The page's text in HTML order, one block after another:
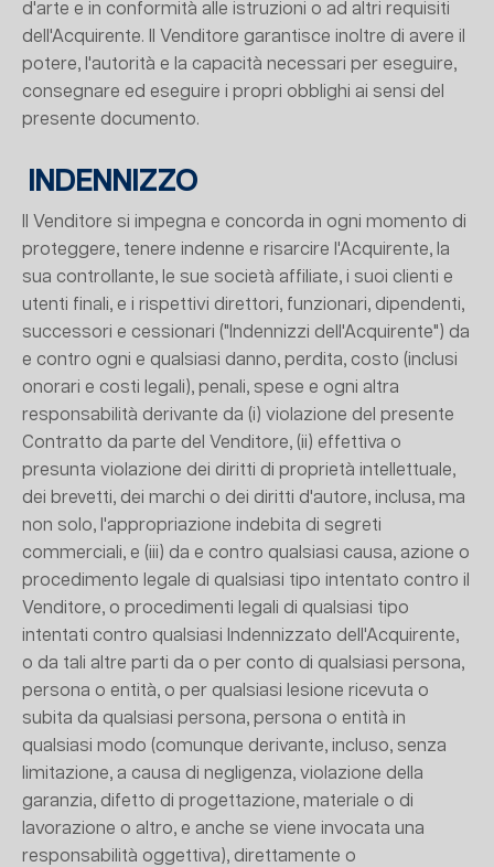
d'arte e in conformità alle istruzioni o ad altri requisiti
dell'Acquirente. Il Venditore garantisce inoltre di avere il
potere, l'autorità e la capacità necessari per eseguire,
consegnare ed eseguire i propri obblighi ai sensi del
presente documento.
INDENNIZZO
Il Venditore si impegna e concorda in ogni momento di
proteggere, tenere indenne e risarcire l'Acquirente, la
sua controllante, le sue società affiliate, i suoi clienti e
utenti finali, e i rispettivi direttori, funzionari, dipendenti,
successori e cessionari ("Indennizzi dell'Acquirente") da
e contro ogni e qualsiasi danno, perdita, costo (inclusi
onorari e costi legali), penali, spese e ogni altra
responsabilità derivante da (i) violazione del presente
Contratto da parte del Venditore, (ii) effettiva o
presunta violazione dei diritti di proprietà intellettuale,
dei brevetti, dei marchi o dei diritti d'autore, inclusa, ma
non solo, l'appropriazione indebita di segreti
commerciali, e (iii) da e contro qualsiasi causa, azione o
procedimento legale di qualsiasi tipo intentato contro il
Venditore, o procedimenti legali di qualsiasi tipo
intentati contro qualsiasi Indennizzato dell'Acquirente,
o da tali altre parti da o per conto di qualsiasi persona,
persona o entità, o per qualsiasi lesione ricevuta o
subita da qualsiasi persona, persona o entità in
qualsiasi modo (comunque derivante, incluso, senza
limitazione, a causa di negligenza, violazione della
garanzia, difetto di progettazione, materiale o di
lavorazione o altro, e anche se viene invocata una
responsabilità oggettiva), direttamente o